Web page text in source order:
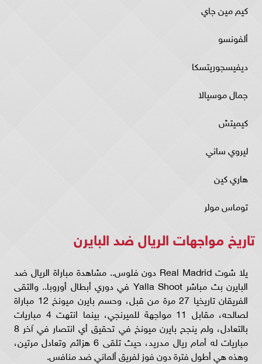
كيم مين جاي
ألفونسو
ديفيسجوريتسكا
جمال موسيالا
كيميتش
ليروي ساني
هاري كين
توماس مولر
تاريخ مواجهات الريال ضد البايرن
يلا شوت Real Madrid دون فلوس.. مشاهدة مباراة الريال ضد
البايرن بث مباشر Yalla Shoot في دوري أبطال أوروبا.. والتقى
الفريقان تاريخيا 27 مرة من قبل، وحسم بايرن ميونخ 12 مباراة
لصالحه، مقابل 11 مواجهة للميرنجي، بينما انتهت 4 مباريات
بالتعادل، ولم ينجح بايرن ميونخ في تحقيق أي انتصار في آخر 8
مباريات له أمام ريال مدريد، حيث تلقى 6 هزائم وتعادل مرتين،
وهذه هي أطول فترة دون فوز لفريق ألماني ضد منافس.